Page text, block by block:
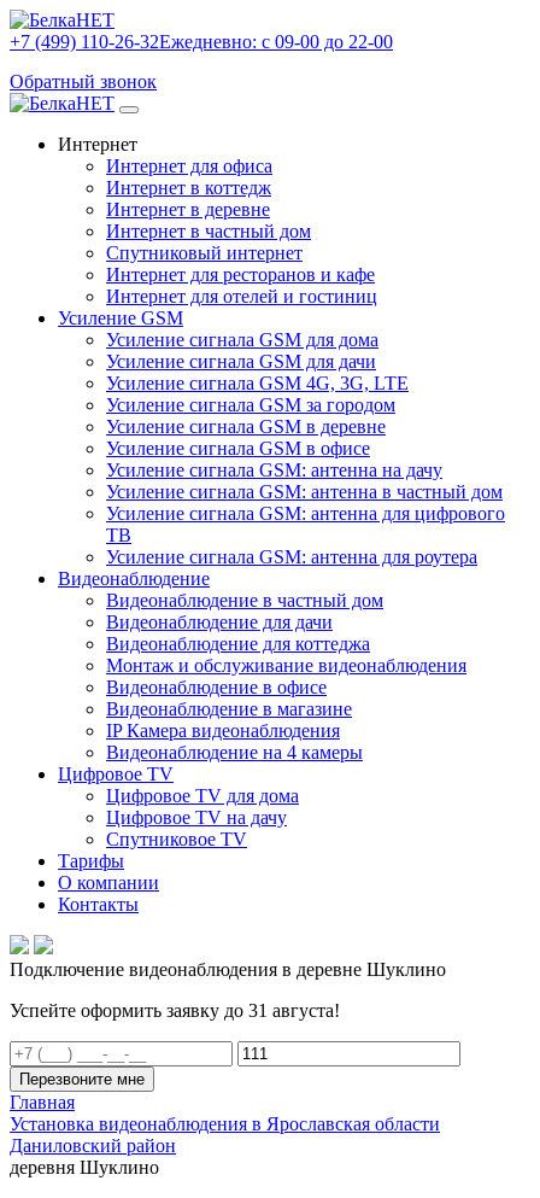
+7 (499) 110-26-32Ежедневно: с 09-00 до 22-00
Обратный звонок
Интернет
Интернет для офиса
Интернет в коттедж
Интернет в деревне
Интернет в частный дом
Спутниковый интернет
Интернет для ресторанов и кафе
Интернет для отелей и гостиниц
Усиление GSM
Усиление сигнала GSM для дома
Усиление сигнала GSM для дачи
Усиление сигнала GSM 4G, 3G, LTE
Усиление сигнала GSM за городом
Усиление сигнала GSM в деревне
Усиление сигнала GSM в офисе
Усиление сигнала GSM: антенна на дачу
Усиление сигнала GSM: антенна в частный дом
Усиление сигнала GSM: антенна для цифрового
ТВ
Усиление сигнала GSM: антенна для роутера
Видеонаблюдение
Видеонаблюдение в частный дом
Видеонаблюдение для дачи
Видеонаблюдение для коттеджа
Монтаж и обслуживание видеонаблюдения
Видеонаблюдение в офисе
Видеонаблюдение в магазине
IP Камера видеонаблюдения
Видеонаблюдение на 4 камеры
Цифровое TV
Цифровое TV для дома
Цифровое TV на дачу
Спутниковое TV
Тарифы
О компании
Контакты
Подключение видеонаблюдения в деревне Шуклино
Успейте оформить заявку до 31 августа!
Перезвоните мне
Главная
Установка видеонаблюдения в Ярославская области
Даниловский район
деревня Шуклино